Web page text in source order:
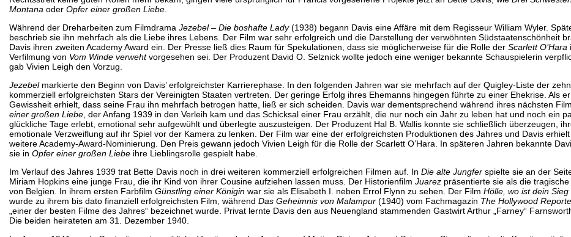
Montana oder Opfer einer großen Liebe
Während der Dreharbeiten zum Filmdrama Jezebel – Die boshafte Lady(1938) begann Davis eine Affäre mit dem Regisseur William Wyler.
beschrieb sie ihn mehrfach als die Liebe ihres Lebens. Der Film war sehr erfolgreich und die Darstellung der verwöhnten Südstaatenschönheit
Davis ihren zweiten Academy Award ein. Der Presse ließ dies Raum für Spekulationen, dass sie möglicherweise für die Rolle der Scarlett O’Hara
Verfilmung von Vom Winde verwehtvorgesehen sei. Der Produzent David O. Selznick wollte jedoch eine weniger bekannte Schauspielerin
gab Vivien Leigh den Vorzug.
Jezebelmarkierte den Beginn von Davis’ erfolgreichster Karrierephase. In den folgenden Jahren war sie mehrfach auf der Quigley-Liste der zehn
kommerziell erfolgreichsten Stars der Vereinigten Staaten vertreten. Der geringe Erfolg ihres Ehemanns hingegen führte zu einer Ehekrise. Als
Gewissheit erhielt, dass seine Frau ihn mehrfach betrogen hatte, ließ er sich scheiden. Davis war dementsprechend während ihres nächsten
einer großen Liebe , der Anfang 1939 in den Verleih kam und das Schicksal einer Frau erzählt, die nur noch ein Jahr zu leben hat und noch ein
glückliche Tage erlebt, emotional sehr aufgewühlt und überlegte auszusteigen. Der Produzent Hal B. Wallis konnte sie schließlich überzeugen,
emotionale Verzweiflung auf ihr Spiel vor der Kamera zu lenken. Der Film war eine der erfolgreichsten Produktionen des Jahres und Davis
weitere Academy-Award-Nominierung. Den Preis gewann jedoch Vivien Leigh für die Rolle der Scarlett O’Hara. In späteren Jahren bekannte
sie in Opfer einer großen Liebe ihre Lieblingsrolle gespielt habe.
Im Verlauf des Jahres 1939 trat Bette Davis noch in drei weiteren kommerziell erfolgreichen Filmen auf. In Die alte Jungfer spielte sie an der
Miriam Hopkins eine junge Frau, die ihr Kind von ihrer Cousine aufziehen lassen muss. Der Historienfilm Juarez präsentierte sie als die
von Belgien. In ihrem ersten Farbfilm Günstling einer Königin war sie als Elisabeth I. neben Errol Flynn zu sehen. Der Film Hölle, wo ist dein Sieg
wurde zu ihrem bis dato finanziell erfolgreichsten Film, während Das Geheimnis von Malampur (1940) vom Fachmagazin The Hollywood
„einer der besten Filme des Jahres“ bezeichnet wurde. Privat lernte Davis den aus Neuengland stammenden Gastwirt Arthur „Farney“
Die beiden heirateten am 31. Dezember 1940.